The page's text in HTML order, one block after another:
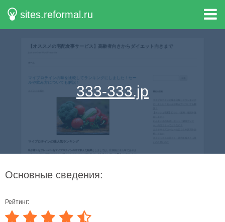
sites.reformal.ru
333-333.jp
Основные сведения:
Рейтинг: